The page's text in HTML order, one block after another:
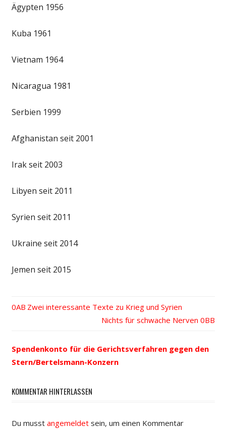
Ägypten 1956
Kuba 1961
Vietnam 1964
Nicaragua 1981
Serbien 1999
Afghanistan seit 2001
Irak seit 2003
Libyen seit 2011
Syrien seit 2011
Ukraine seit 2014
Jemen seit 2015
Vorheriger
Zwei interessante Texte zu Krieg und Syrien
Nächster
Nichts für schwache Nerven
Spendenkonto für die Gerichtsverfahren gegen den
Stern/Bertelsmann-Konzern
KOMMENTAR HINTERLASSEN
Du musst angemeldetsein, um einen Kommentar